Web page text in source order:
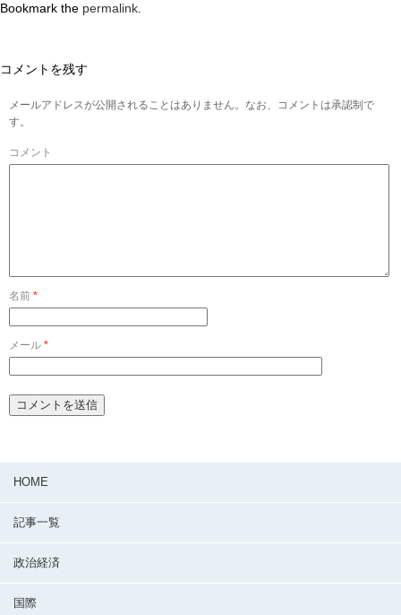
Bookmark the permalink
コメントを残す
メールアドレスが公開されることはありません。なお、コメントは承認制で
す。
コメント
名前 *
メール *
HOME
記事一覧
政治経済
国際